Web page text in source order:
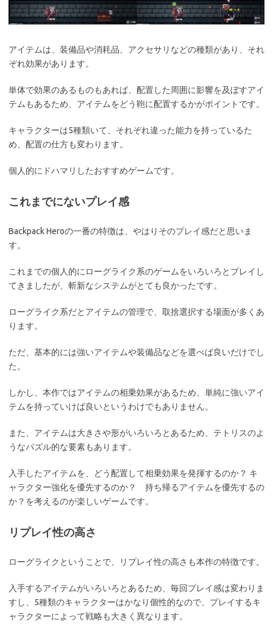
アイテムは、装備品や消耗品、アクセサリなどの種類があり、それ
ぞれ効果があります。
単体で効果のあるものもあれば、配置した周囲に影響を及ぼすアイ
テムもあるため、アイテムをどう鞄に配置するかがポイントです。
キャラクターは5種類いて、それぞれ違った能力を持っているた
め、配置の仕方も変わります。
個人的にドハマリしたおすすめゲームです。
これまでにないプレイ感
Backpack Heroの一番の特徴は、やはりそのプレイ感だと思いま
す。
これまでの個人的にローグライク系のゲームをいろいろとプレイし
てきましたが、斬新なシステムがとても良かったです。
ローグライク系だとアイテムの管理で、取捨選択する場面が多くあ
ります。
ただ、基本的には強いアイテムや装備品などを選べば良いだけでし
た。
しかし、本作ではアイテムの相乗効果があるため、単純に強いアイ
テムを持っていけば良いというわけでもありません。
また、アイテムは大きさや形がいろいろとあるため、テトリスのよ
うなパズル的な要素もあります。
入手したアイテムを、どう配置して相乗効果を発揮するのか？ キ
ャラクター強化を優先するのか？ 持ち帰るアイテムを優先するの
か？を考えるのが楽しいゲームです。
リプレイ性の高さ
ローグライクということで、リプレイ性の高さも本作の特徴です。
入手するアイテムがいろいろとあるため、毎回プレイ感は変わりま
すし、5種類のキャラクターはかなり個性的なので、プレイするキ
ャラクターによって戦略も大きく異なります。